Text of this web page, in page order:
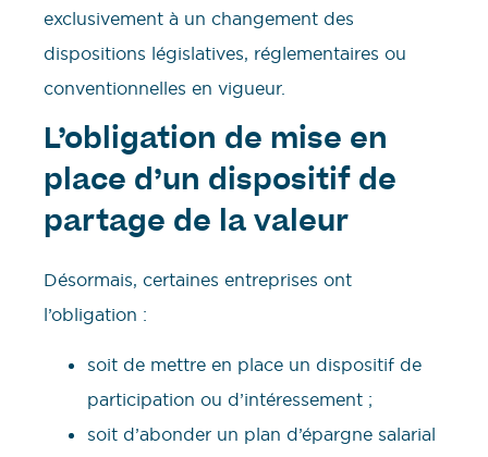
exclusivement à un changement des
dispositions législatives, réglementaires ou
conventionnelles en vigueur.
L’obligation de mise en
place d’un dispositif de
partage de la valeur
Désormais, certaines entreprises ont
l’obligation :
soit de mettre en place un dispositif de
participation ou d’intéressement ;
soit d’abonder un plan d’épargne salarial